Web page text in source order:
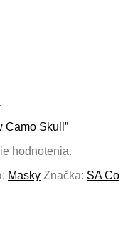
Camo Skull”
hodnotenia.
Masky Značka: SA Co